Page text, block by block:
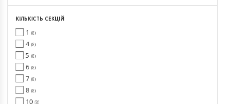
КІЛЬКІСТЬ СЕКЦІЙ
1 8
4 8
5 8
6 8
7 8
8 8
10 8